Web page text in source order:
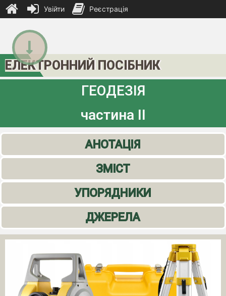
ЕЛЕКТРОННИЙ ПОСІБНИК
ГЕОДЕЗІЯ
частина ІІ
АНОТАЦІЯ
ЗМІСТ
УПОРЯДНИКИ
ДЖЕРЕЛА
Увійти Реєстрація